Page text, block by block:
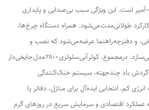
جریان مصرفی آن تنها ۰.۶ آمپر است. این ویژگی سبب بی‌صدایی و پایداری
طولانی‌مدت می‌شود. همراه دستگاه چرخ‌ها،
و دفترچه راهنما عرضه می‌شود که نصب و
راه‌اندازی را بسیار آسان می‌سازد. درمجموع، کولر آبی سلولزی ۲۸۰۰ مدل جایخی‌دار
باد چندجهته، سیستم خنک‌کنندگی
کم، انتخابی ایده‌آل برای منازل، دفاتر یا
عملکرد اقتصادی و سرمایش سریع در روزهای گرم